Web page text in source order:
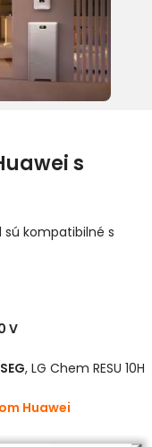
s
sú kompatibilné s
V
, LG Chem RESU 10H
Huawei